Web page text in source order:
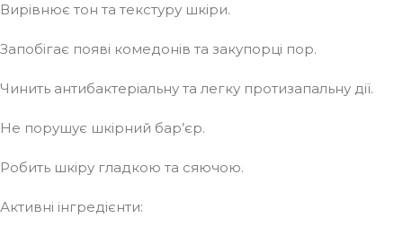
Вирівнює тон та текстуру шкіри.
Запобігає появі комедонів та закупорці пор.
Чинить антибактеріальну та легку протизапальну дії.
Не порушує шкірний бар’єр.
Робить шкіру гладкою та сяючою.
Активні інгредієнти: